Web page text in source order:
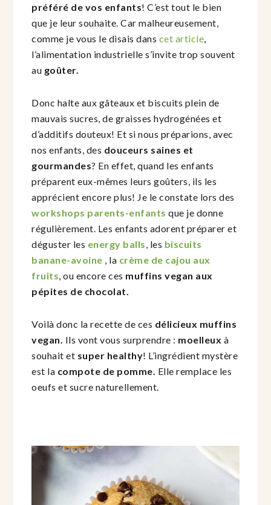
préféré de vos enfants! C’est tout le bien
que je leur souhaite. Car malheureusement,
comme je vous le disais dans cet article
l’alimentation industrielle s’invite trop souvent
au goûter.
Donc halte aux gâteaux et biscuits plein de
mauvais sucres, de graisses hydrogénées et
d’additifs douteux! Et si nous préparions, avec
nos enfants, des douceurs saines et
gourmandes? En effet, quand les enfants
préparent eux-mêmes leurs goûters, ils les
apprécient encore plus! Je le constate lors des
workshops parents-enfants que je donne
régulièrement. Les enfants adorent préparer et
déguster les energy balls , les biscuits
banane-avoine , la crème de cajou aux
fruits , ou encore ces muffins vegan aux
pépites de chocolat.
Voilà donc la recette de ces délicieux muffins
vegan. Ils vont vous surprendre : moelleux à
souhait et super healthy! L’ingrédient mystère
est la compote de pomme. Elle remplace les
oeufs et sucre naturellement.